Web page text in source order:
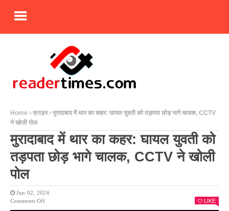
Home क्राइम
मुरादाबाद में थार का कहर: घायल युवती को तड़पता छोड़ भागे चालक, CCTV
ने खोली पोल
मुरादाबाद में थार का कहर: घायल युवती को
तड़पता छोड़ भागे चालक, CCTV ने खोली
पोल
Jun 02, 2026
Comments OffOn
LIKE